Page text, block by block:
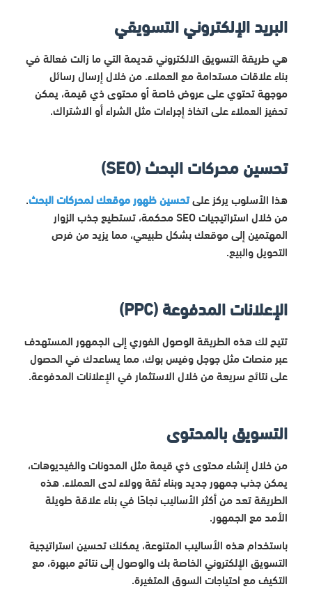
البريد الإلكتروني التسويقي
هي طريقة التسويق الالكتروني قديمة التي ما زالت فعالة في
بناء علاقات مستدامة مع العملاء. من خلال إرسال رسائل
موجهة تحتوي على عروض خاصة أو محتوى ذي قيمة، يمكن
تحفيز العملاء على اتخاذ إجراءات مثل الشراء أو الاشتراك.
تحسين محركات البحث (SEO)
هذا الأسلوب يركز علىتحسين ظهور موقعك لمحركات البحث.
من خلال استراتيجيات SEO محكمة، تستطيع جذب الزوار
المهتمين إلى موقعك بشكل طبيعي، مما يزيد من فرص
التحويل والبيع.
الإعلانات المدفوعة (PPC)
تتيح لك هذه الطريقة الوصول الفوري إلى الجمهور المستهدف
عبر منصات مثل جوجل وفيس بوك، مما يساعدك في الحصول
على نتائج سريعة من خلال الاستثمار في الإعلانات المدفوعة.
التسويق بالمحتوى
من خلال إنشاء محتوى ذي قيمة مثل المدونات والفيديوهات،
يمكن جذب جمهور جديد وبناء ثقة وولاء لدى العملاء. هذه
الطريقة تعد من أكثر الأساليب نجاحًا في بناء علاقة طويلة
الأمد مع الجمهور.
باستخدام هذه الأساليب المتنوعة، يمكنك تحسين استراتيجية
التسويق الإلكتروني الخاصة بك والوصول إلى نتائج مبهرة، مع
التكيف مع احتياجات السوق المتغيرة.